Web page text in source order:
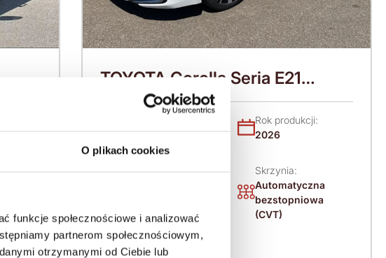
O plikach cookies
funkcje społecznościowe i analizować
partnerom społecznościowym,
otrzymanymi od Ciebie lub
TOYOTA Corolla Seria E21
(2019-) (2026)
Sedan / Limuzyna
Rok produkcji:
2026
Skrzynia:
Automatyczna
bezstopniowa
(CVT)
Paliwo: